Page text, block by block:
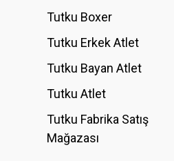
Tutku Boxer
Tutku Erkek Atlet
Tutku Bayan Atlet
Tutku Atlet
Tutku Fabrika Satış
Mağazası